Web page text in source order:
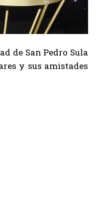
de San Pedro Sula
y sus amistades